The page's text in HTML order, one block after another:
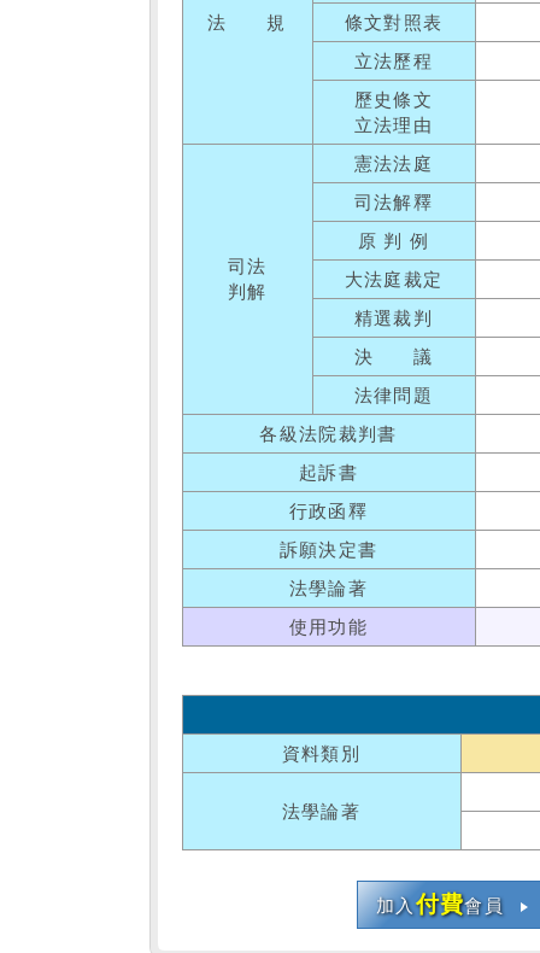
法 規
條文對照表
立法歷程
歷史條文
立法理由
司法
判解
憲法法庭
司法解釋
原 判 例
大法庭裁定
精選裁判
決 議
法律問題
各級法院裁判書
起訴書
行政函釋
訴願決定書
法學論著
使用功能
資料類別
法學論著
加入付費會員